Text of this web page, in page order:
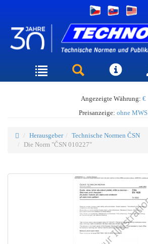
Angezeigte Währung: €
Preisanzeige: ohne MWS
Herausgeber
Technische Normen ČSN
Die Norm "ČSN 010227"